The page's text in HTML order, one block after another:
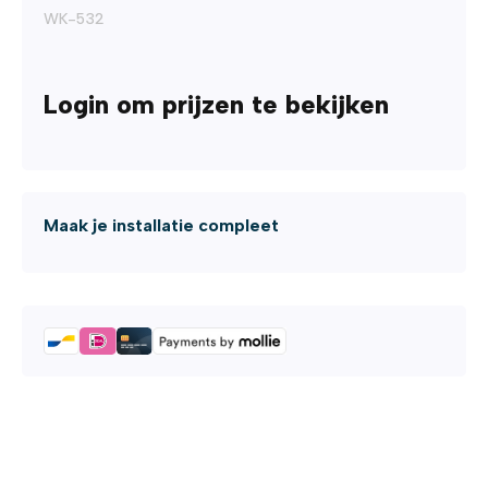
WK-532
Login om prijzen te bekijken
Maak je installatie compleet